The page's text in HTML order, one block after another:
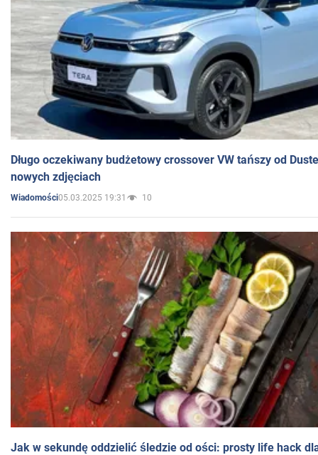
Długo oczekiwany budżetowy crossover VW tańszy od
nowych zdjęciach
Wiadomości05.03.2025 19:31 10
Jak w sekundę oddzielić śledzie od ości: prosty life hack